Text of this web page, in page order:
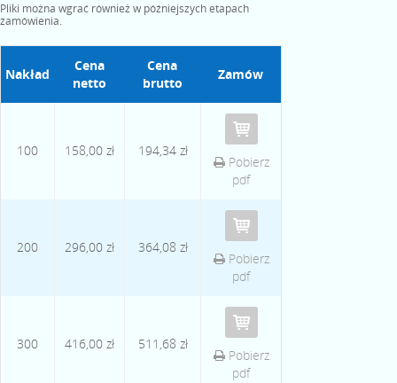
Pliki można wgrać również w późniejszych etapach
zamówienia.
Nakład
Cena
netto
Cena
brutto
Zamów
100 158,00 zł 194,34 zł
Pobierz
pdf
200 296,00 zł 364,08 zł
Pobierz
pdf
300 416,00 zł 511,68 zł
Pobierz
pdf